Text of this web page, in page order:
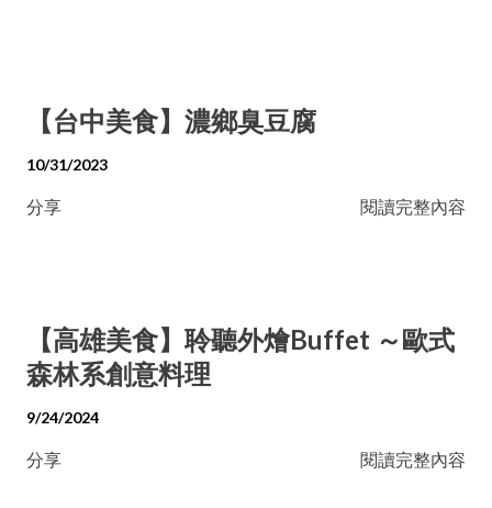
【台中美食】濃鄉臭豆腐
10/31/2023
分享 閱讀完整內容
【高雄美食】聆聽外燴Buffet ～歐式
森林系創意料理
9/24/2024
分享 閱讀完整內容